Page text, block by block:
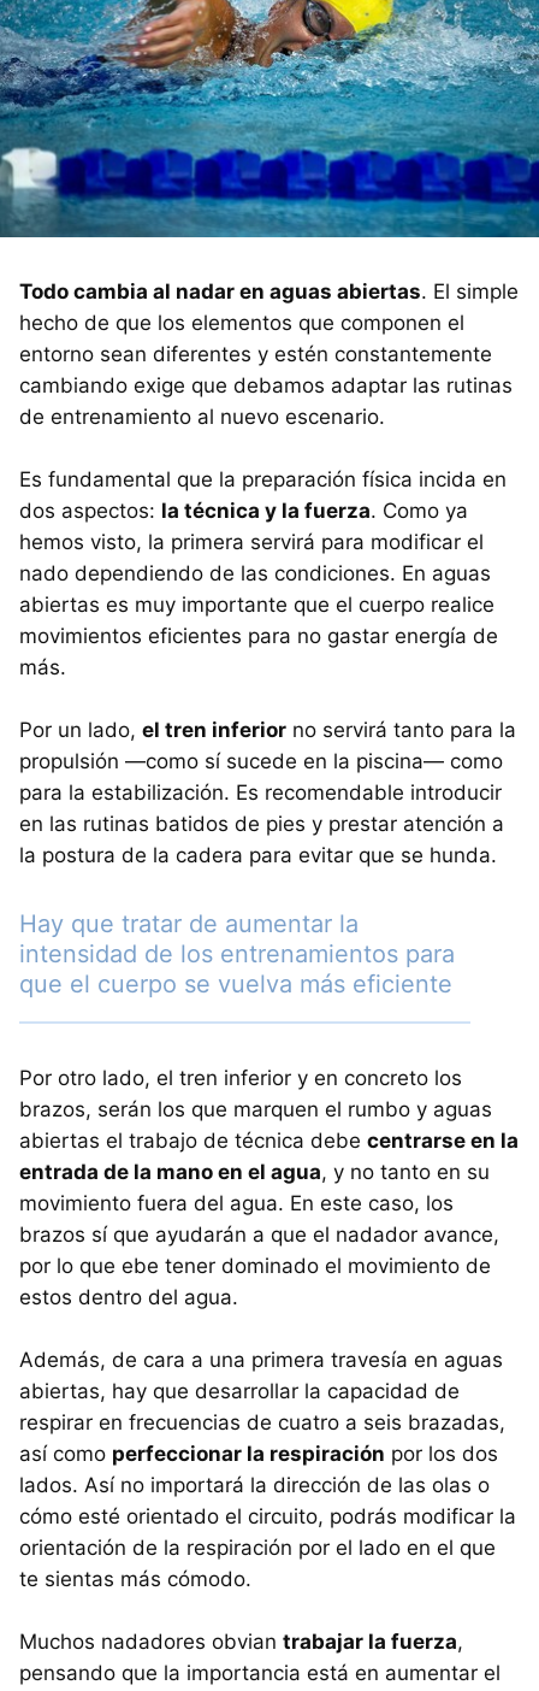
Todo cambia al nadar en aguas abiertas. El simple
hecho de que los elementos que componen el
entorno sean diferentes y estén constantemente
cambiando exige que debamos adaptar las rutinas
de entrenamiento al nuevo escenario.
Es fundamental que la preparación física incida en
dos aspectos: la técnica y la fuerza. Como ya
hemos visto, la primera servirá para modificar el
nado dependiendo de las condiciones. En aguas
abiertas es muy importante que el cuerpo realice
movimientos eficientes para no gastar energía de
más.
Por un lado, el tren inferior no servirá tanto para la
propulsión —como sí sucede en la piscina— como
para la estabilización. Es recomendable introducir
en las rutinas batidos de pies y prestar atención a
la postura de la cadera para evitar que se hunda.
Hay que tratar de aumentar la
intensidad de los entrenamientos para
que el cuerpo se vuelva más eficiente
Por otro lado, el tren inferior y en concreto los
brazos, serán los que marquen el rumbo y aguas
abiertas el trabajo de técnica debe centrarse en la
entrada de la mano en el agua, y no tanto en su
movimiento fuera del agua. En este caso, los
brazos sí que ayudarán a que el nadador avance,
por lo que ebe tener dominado el movimiento de
estos dentro del agua.
Además, de cara a una primera travesía en aguas
abiertas, hay que desarrollar la capacidad de
respirar en frecuencias de cuatro a seis brazadas,
así como perfeccionar la respiración por los dos
lados. Así no importará la dirección de las olas o
cómo esté orientado el circuito, podrás modificar la
orientación de la respiración por el lado en el que
te sientas más cómodo.
Muchos nadadores obvian trabajar la fuerza,
pensando que la importancia está en aumentar el